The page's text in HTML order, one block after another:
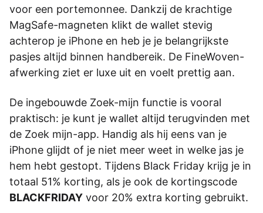
voor een portemonnee. Dankzij de krachtige
MagSafe-magneten klikt de wallet stevig
achterop je iPhone en heb je je belangrijkste
pasjes altijd binnen handbereik. De FineWoven-
afwerking ziet er luxe uit en voelt prettig aan.
De ingebouwde Zoek-mijn functie is vooral
praktisch: je kunt je wallet altijd terugvinden met
de Zoek mijn-app. Handig als hij eens van je
iPhone glijdt of je niet meer weet in welke jas je
hem hebt gestopt. Tijdens Black Friday krijg je in
totaal 51% korting, als je ook de kortingscode
BLACKFRIDAY voor 20% extra korting gebruikt.